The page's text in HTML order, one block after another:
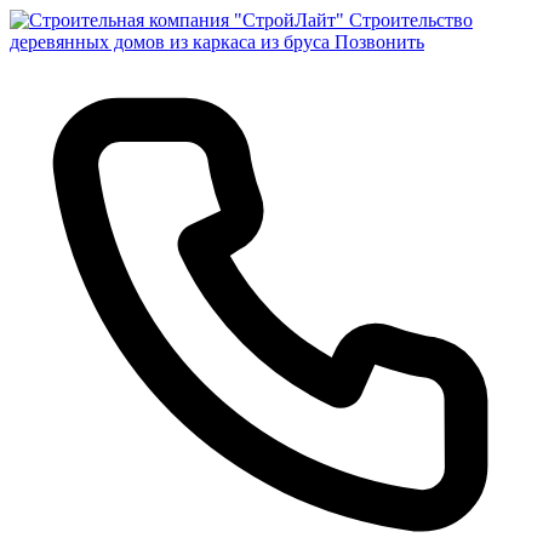
Строительство
деревянных домов из каркаса из бруса Позвонить